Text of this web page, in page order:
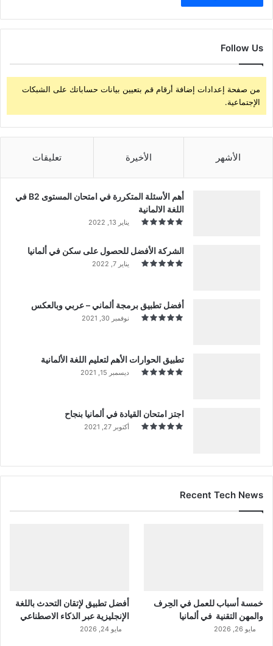
Follow Us
من صفحة إعدادات إضافة أرقام قم بتعيين بيانات حساباتك على الشبكات
الإجتماعية.
الأشهر الأخيرة تعليقات
أهم الأسئلة المتكررة في امتحان المستوى B2 في
اللغة الالمانية
يناير 13, 2022
الشركة الأفضل للحصول على سكن في ألمانيا
يناير 7, 2022
أفضل تطبيق برمجة ألماني – عربي وبالعكس
نوفمبر 30, 2021
تطبيق الحوارات الأهم لتعليم اللغة الألمانية
ديسمبر 15, 2021
اجتز امتحان القيادة في ألمانيا بنجاح
أكتوبر 27, 2021
Recent Tech News
خمسة أسباب للعمل في الحِرف
والمهن التقنية في ألمانيا
مايو 26, 2026
أفضل تطبيق لإتقان التحدث باللغة
الإنجليزية عبر الذكاء الاصطناعي
مايو 24, 2026